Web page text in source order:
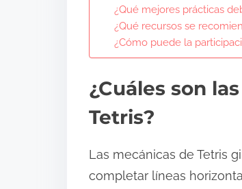
¿Qué mejores prácticas
¿Qué recursos se
¿Cómo puede la
¿Cuáles son
Tetris?
Las mecánicas de Tetris
completar líneas